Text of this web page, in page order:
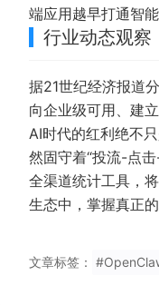
端应用越早打通智
行业动态观察
据21世纪经济报道
向企业级可用、建
AI时代的红利绝不
然固守着“投流-点
全渠道统计工具，
生态中，掌握真正的
文章标签：